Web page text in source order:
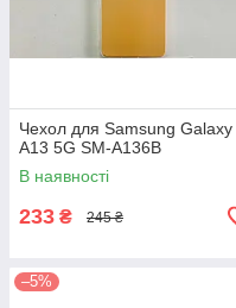
Чехол для Samsung Galaxy
A13 5G SM-A136B
В наявності
233 ₴ 245 ₴
–5%